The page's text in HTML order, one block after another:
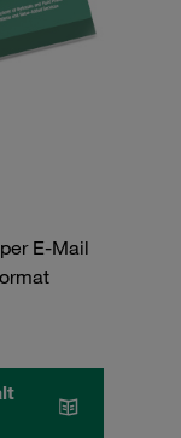
E-Mail